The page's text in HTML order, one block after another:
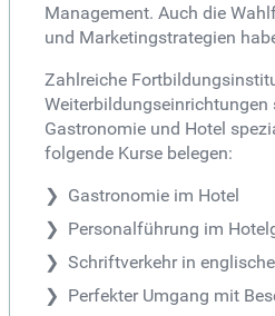
Management. Auch die
und Marketingstrategien
Zahlreiche
Weiterbildungseinrichtungen
Gastronomie und Hotel
folgende Kurse belegen:
Gastronomie im Hotel
Personalführung im
Schriftverkehr in
Perfekter Umgang mit